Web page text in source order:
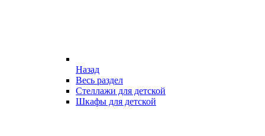
Назад
Весь раздел
Стеллажи для детской
Шкафы для детской